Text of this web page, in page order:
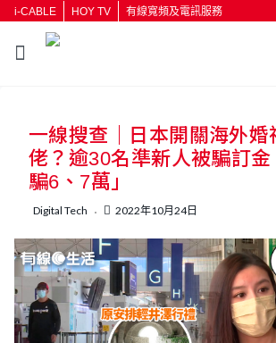
i-CABLE HOY TV 有線寬頻及電訊服務
按輸入鍵開始搜尋
一線搜查｜日本開關海外婚
佬？逾30名準新人被騙訂
騙6、7萬」
Digital Tech 2022年10月24日